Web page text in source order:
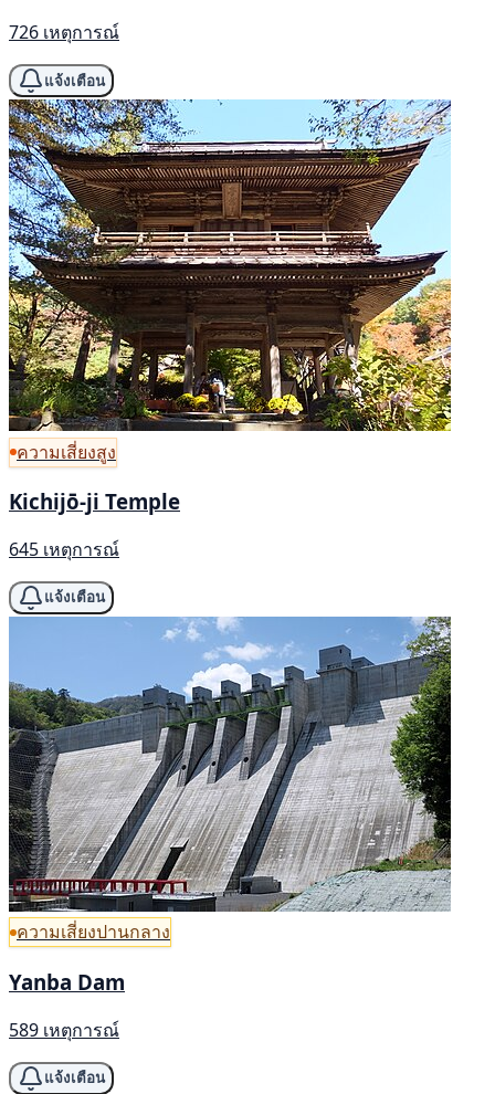
726 เหตุการณ์
แจ้งเตือน
ความเสี่ยงสูง
Kichijō-ji Temple
645 เหตุการณ์
แจ้งเตือน
ความเสี่ยงปานกลาง
Yanba Dam
589 เหตุการณ์
แจ้งเตือน